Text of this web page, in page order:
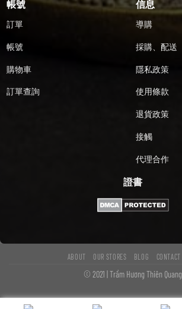
帳號
訂單
帳號
購物車
訂單查詢
信息
導購
採購、配送
隱私政策
使用條款
退貨政策
接觸
代理合作
證書
ABOUT OUR STORES BLOG CONTACT
© 2021 | Trầm Hương Thiên Quang